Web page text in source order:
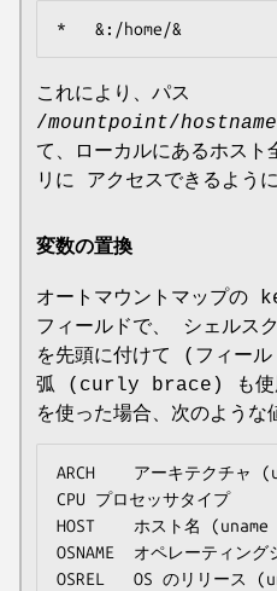
*	&:/home/&
これにより、パス
/mountpoint/hostname
て、ローカルにあるホス
リに アクセスできるように
変数の置換
オートマウントマップ
フィールドで、 シェルス
を先頭に付けて (フィール
弧 (curly brace) も使
を使った場合、次のよう
ARCH	アーキテクチャ (uname -m)
CPU	プロセッサタイプ
HOST	ホスト名 (uname -n)
OSNAME	オペレーティングシステム (uname -s)
OSREL	OS のリリース (uname -r)